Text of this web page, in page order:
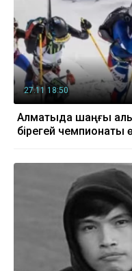
27.11 18:50
Алматыда шаңғы
бірегей чемпионаты